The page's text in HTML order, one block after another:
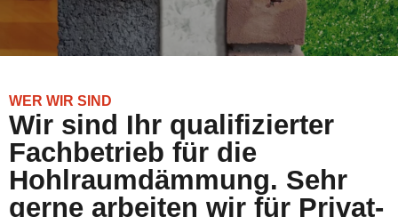
WER WIR SIND
Wir sind Ihr qualifizierter
Fachbetrieb für die
Hohlraumdämmung. Sehr
gerne arbeiten wir für Privat-